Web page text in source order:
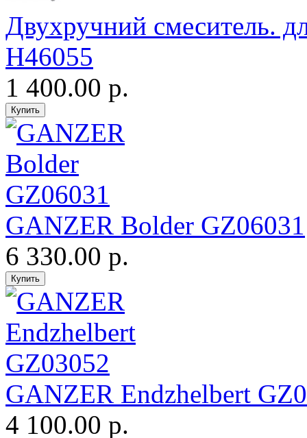
Двухручний смеситель.
H46055
1 400.00 р.
GANZER Bolder GZ06031
6 330.00 р.
GANZER Endzhelbert
4 100.00 р.